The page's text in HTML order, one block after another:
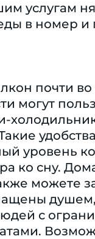
услугам
в номер и
почти
могут
уровень
ко сну.
можете
с